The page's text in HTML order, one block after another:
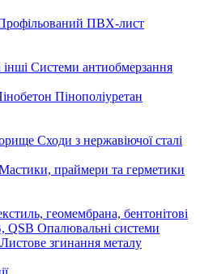
ПВХ-лист
інші Системи антиобмерзання
Пінополіуретан
Сходи з нержавіючої сталі
праймери та герметики
геомембрана, бентонітові
QSB Опалювальні системи
Листове згинання металу